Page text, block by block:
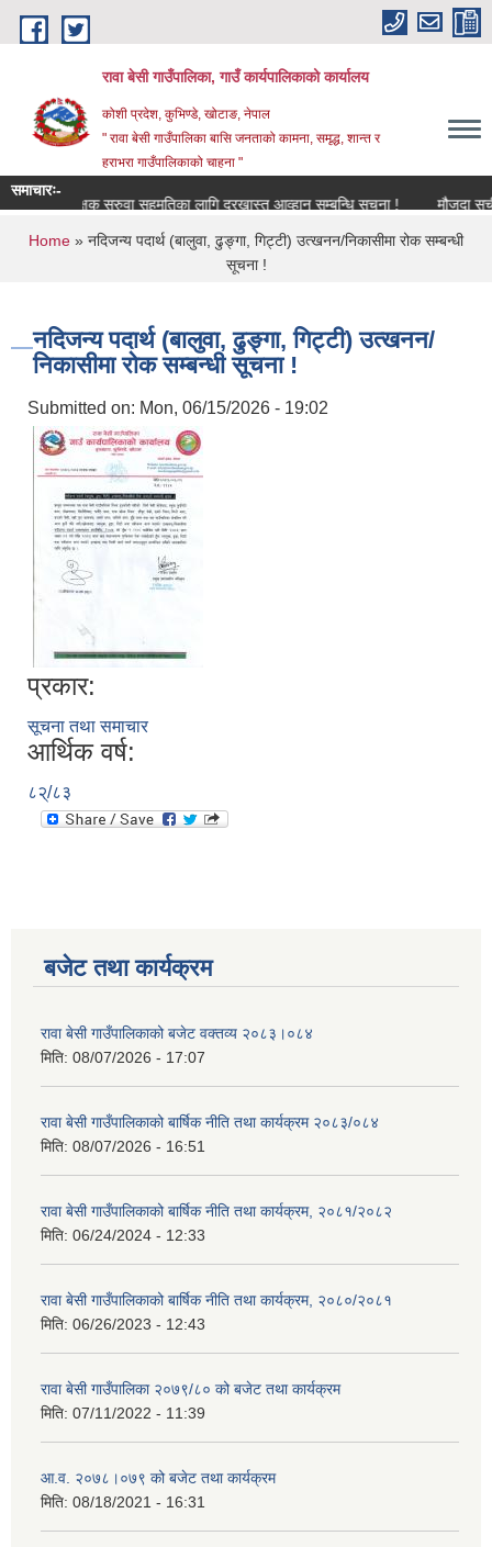
Skip to main content
रावा बेसी गाउँपालिका, गाउँ कार्यपालिकाको कार्यालय
कोशी प्रदेश, कुभिण्डे, खोटाङ, नेपाल
" रावा बेसी गाउँपालिका बासि जनताको कामना, समृद्ध, शान्त र
हराभरा गाउँपालिकाको चाहना "
समाचारः-
शिक्षक सरुवा सहमतिका लागि दरखास्त आव्हान सम्बन्धि सूचना !
मौजुदा सूची
You are here
Home » नदिजन्य पदार्थ (बालुवा, ढुङ्गा, गिट्टी) उत्खनन/निकासीमा रोक सम्बन्धी
सूचना !
नदिजन्य पदार्थ (बालुवा, ढुङ्गा, गिट्टी) उत्खनन/
निकासीमा रोक सम्बन्धी सूचना !
Submitted on: Mon, 06/15/2026 - 19:02
प्रकार:
सूचना तथा समाचार
आर्थिक वर्ष:
८२्/८३
बजेट तथा कार्यक्रम
रावा बेसी गाउँपालिकाको बजेट वक्तव्य २०८३।०८४
मिति: 08/07/2026 - 17:07
रावा बेसी गाउँपालिकाको बार्षिक नीति तथा कार्यक्रम २०८३/०८४
मिति: 08/07/2026 - 16:51
रावा बेसी गाउँपालिकाको बार्षिक नीति तथा कार्यक्रम, २०८१/२०८२
मिति: 06/24/2024 - 12:33
रावा बेसी गाउँपालिकाको बार्षिक नीति तथा कार्यक्रम, २०८०/२०८१
मिति: 06/26/2023 - 12:43
रावा बेसी गाउँपालिका २०७९/८० को बजेट तथा कार्यक्रम
मिति: 07/11/2022 - 11:39
आ.व. २०७८।०७९ को बजेट तथा कार्यक्रम
मिति: 08/18/2021 - 16:31